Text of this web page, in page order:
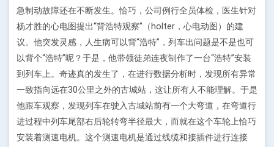
急制动故障还在不断发生。恰巧，公司例行全员体检，医生针对
杨才胜的心电图提出“背浩特观察”（holter，心电动图）的建
议。他突发灵感，人生病可以背“浩特”，列车出问题是不是也可
以背个“浩特”呢？于是，他带领徒弟连夜制作了一台“浩特”安装
到列车上。奇迹真的发生了，在进行数据分析时，发现所有异常
一致指向远在30公里之外的古城站，这让所有人不能理解。于是
他跟车观察，发现列车在驶入古城站前有一个大弯道，在弯道行
进过程中列车尾部右后轮转弯半径最大，而就在这个车轮上恰巧
安装着测速电机。这个测速电机是通过线缆和接插件进行连接